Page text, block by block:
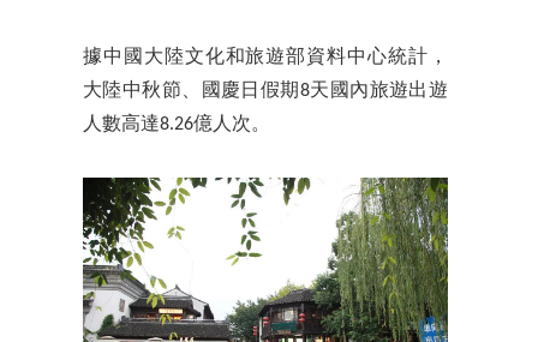
據中國大陸文化和旅遊部資料中心統計，
大陸中秋節、國慶日假期8天國內旅遊出遊
人數高達8.26億人次。